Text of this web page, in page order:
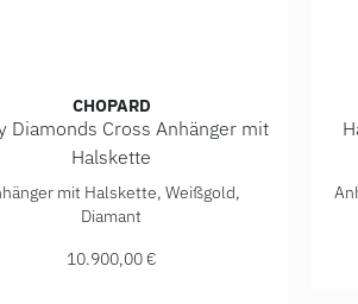
Ref: 79A409-5001, Preis:
CHOPARD
Diamonds Cross Anhänger mit
Halskette
Happy Diamonds Cross Anhänger
mit Halskette, Weißgold,
Diamant
10.900,00 €